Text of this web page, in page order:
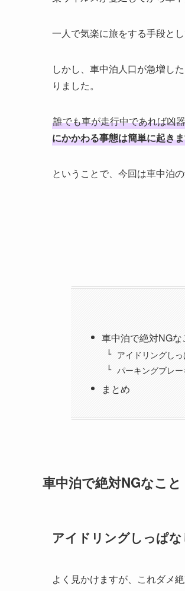
一人で気楽に旅をする手段と
しかし、車中泊人口が急増し
りました。
誰でも車が走行中であれば凶
にかかわる事態は簡単に起き
ということで、今回は車中泊
車中泊で絶対NGな
アイドリングし
パーキングブレ
まとめ
車中泊で絶対NGなこと
アイドリングしっぱな
よく見かけますが、これダメ絶